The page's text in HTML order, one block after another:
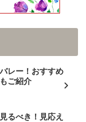
レー！おすすめ
ご紹介
るべき！見応え